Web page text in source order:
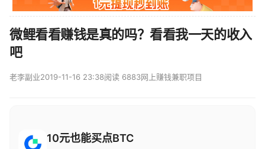
微鲤看看赚钱是真的吗？看看我一天的收入
吧
老李副业2019-11-16 23:38阅读 6883网上赚钱兼职项目
10元也能买点BTC